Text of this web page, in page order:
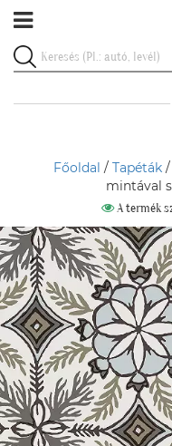
Főoldal / Tapéták/
mintával
A termék